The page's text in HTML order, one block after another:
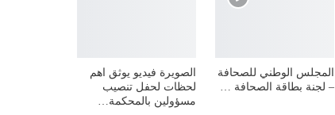
المجلس الوطني للصحافة
– لجنة بطاقة الصحافة …
الصويرة فيديو يوثق اهم
لحظات لحفل تنصيب
مسؤولين بالمحكمة…